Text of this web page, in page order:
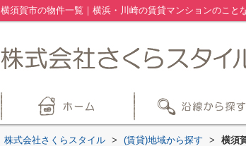
横須賀市の物件一覧｜横浜・川崎の賃貸マンションのこと
株式会社さくらスタイル > (賃貸)地域から探す > 横須